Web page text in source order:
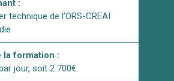
:
technique de l’ORS-CREAI
la formation :
jour, soit 2 700€